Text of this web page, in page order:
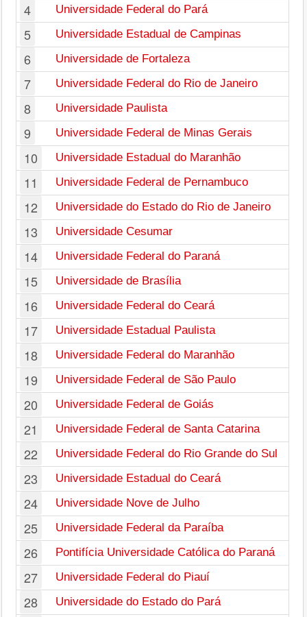
4 Universidade Federal do Pará
5 Universidade Estadual de Campinas
6 Universidade de Fortaleza
7 Universidade Federal do Rio de Janeiro
8 Universidade Paulista
9 Universidade Federal de Minas Gerais
10 Universidade Estadual do Maranhão
11 Universidade Federal de Pernambuco
12 Universidade do Estado do Rio de Janeiro
13 Universidade Cesumar
14 Universidade Federal do Paraná
15 Universidade de Brasília
16 Universidade Federal do Ceará
17 Universidade Estadual Paulista
18 Universidade Federal do Maranhão
19 Universidade Federal de São Paulo
20 Universidade Federal de Goiás
21 Universidade Federal de Santa Catarina
22 Universidade Federal do Rio Grande do Sul
23 Universidade Estadual do Ceará
24 Universidade Nove de Julho
25 Universidade Federal da Paraíba
26 Pontifícia Universidade Católica do Paraná
27 Universidade Federal do Piauí
28 Universidade do Estado do Pará